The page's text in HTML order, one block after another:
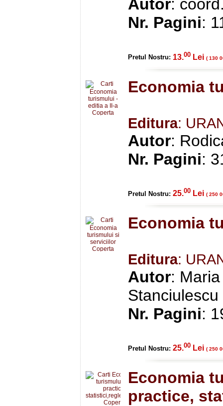
Autor:
Nr. Pagini:
Pretul Nostru: 13.00 Lei ( 130
Economia
Editura:
Autor:
Nr. Pagini:
Pretul Nostru: 25.00 Lei ( 250
Economia
Editura:
Autor:
Stanciulescu
Nr. Pagini:
Pretul Nostru: 25.00 Lei ( 250
Economia
practice,